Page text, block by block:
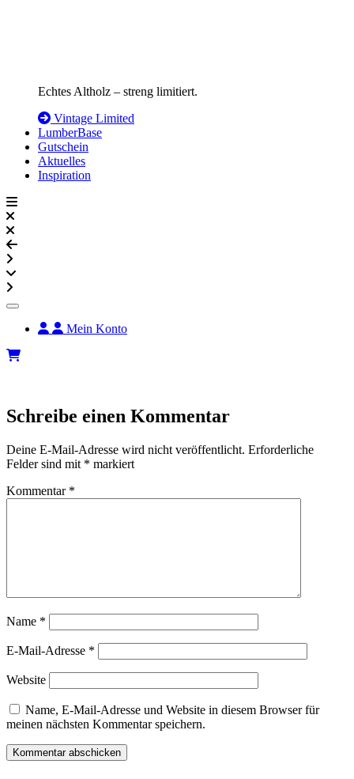
Echtes Altholz – streng limitiert.
Vintage Limited
LumberBase
Gutschein
Aktuelles
Inspiration
Mein Konto
Schreibe einen Kommentar
Deine E-Mail-Adresse wird nicht veröffentlicht. Erforderliche
Felder sind mit * markiert
Kommentar *
Name *
E-Mail-Adresse *
Website
Name, E-Mail-Adresse und Website in diesem Browser für
meinen nächsten Kommentar speichern.